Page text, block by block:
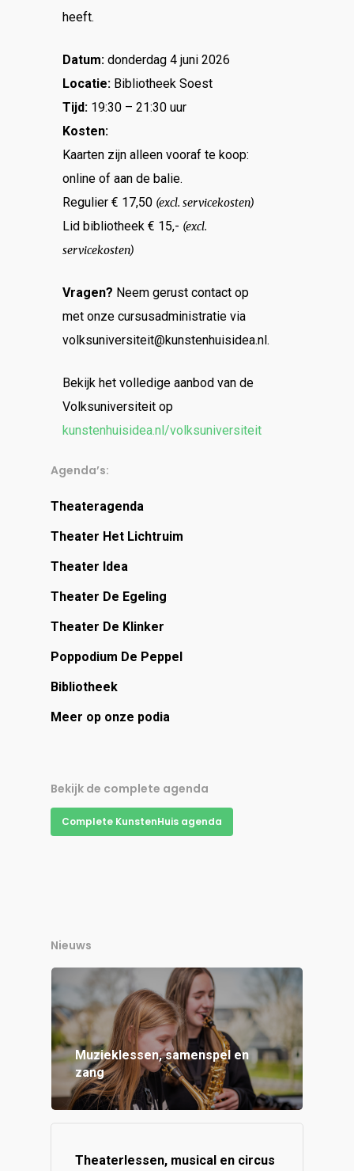
heeft.
Datum: donderdag 4 juni 2026
Locatie: Bibliotheek Soest
Tijd: 19:30 – 21:30 uur
Kosten:
Kaarten zijn alleen vooraf te koop:
online of aan de balie.
Regulier € 17,50 (excl. servicekosten)
Lid bibliotheek € 15,- (excl.
servicekosten)
Vragen? Neem gerust contact op
met onze cursusadministratie via
volksuniversiteit@kunstenhuisidea.nl.
Bekijk het volledige aanbod van de
Volksuniversiteit op
kunstenhuisidea.nl/volksuniversiteit
Agenda’s:
Theateragenda
Theater Het Lichtruim
Theater Idea
Theater De Egeling
Theater De Klinker
Poppodium De Peppel
Bibliotheek
Meer op onze podia
Bekijk de complete agenda
Complete KunstenHuis agenda
Nieuws
Muzieklessen, samenspel en
zang
Theaterlessen, musical en circus